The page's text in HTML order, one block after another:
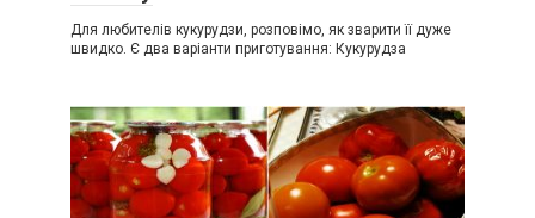
Для любителів кукурудзи, розповімо, як зварити її дуже
швидко. Є два варіанти приготування: Кукурудза